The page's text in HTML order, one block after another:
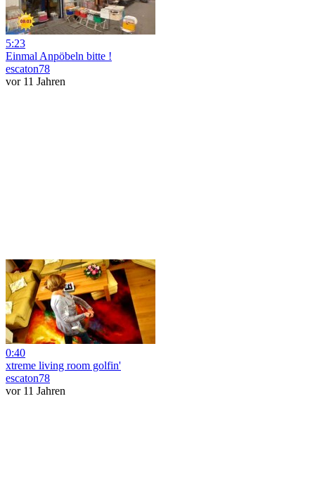
5:23
Einmal Anpöbeln bitte !
escaton78
vor 11 Jahren
0:40
xtreme living room golfin'
escaton78
vor 11 Jahren